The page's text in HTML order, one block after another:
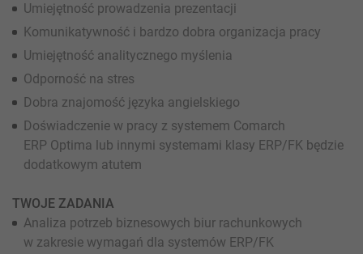
Umiejętność prowadzenia prezentacji
Komunikatywność i bardzo dobra organizacja pracy
Umiejętność analitycznego myślenia
Odporność na stres
Dobra znajomość języka angielskiego
Doświadczenie w pracy z systemem Comarch
ERP Optima lub innymi systemami klasy ERP/FK będzie
dodatkowym atutem
TWOJE ZADANIA
Analiza potrzeb biznesowych biur rachunkowych
w zakresie wymagań dla systemów ERP/FK